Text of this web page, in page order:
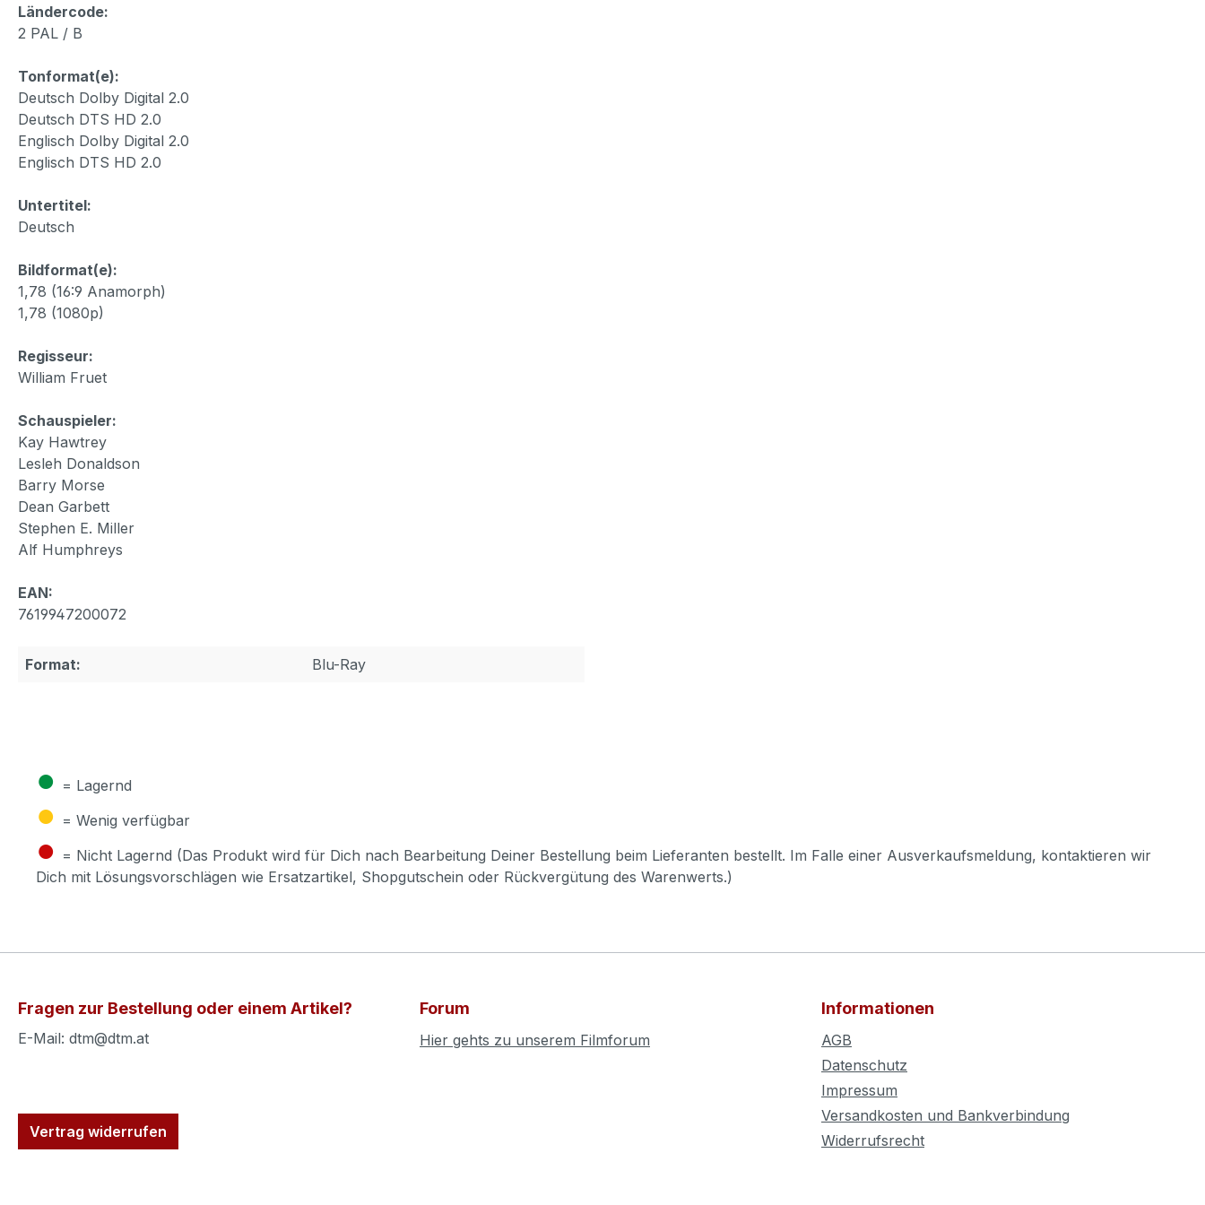
Ländercode:
2 PAL / B
Tonformat(e):
Deutsch Dolby Digital 2.0
Deutsch DTS HD 2.0
Englisch Dolby Digital 2.0
Englisch DTS HD 2.0
Untertitel:
Deutsch
Bildformat(e):
1,78 (16:9 Anamorph)
1,78 (1080p)
Regisseur:
William Fruet
Schauspieler:
Kay Hawtrey
Lesleh Donaldson
Barry Morse
Dean Garbett
Stephen E. Miller
Alf Humphreys
EAN:
7619947200072
Format: Blu-Ray
● = Lagernd
● = Wenig verfügbar
● = Nicht Lagernd (Das Produkt wird für Dich nach Bearbeitung Deiner Bestellung beim Lieferanten bestellt. Im Falle einer Ausverkaufsmeldung, kontaktieren wir
Dich mit Lösungsvorschlägen wie Ersatzartikel, Shopgutschein oder Rückvergütung des Warenwerts.)
Fragen zur Bestellung oder einem Artikel?
E-Mail: dtm@dtm.at
Vertrag widerrufen
Forum
Hier gehts zu unserem Filmforum
Informationen
AGB
Datenschutz
Impressum
Versandkosten und Bankverbindung
Widerrufsrecht